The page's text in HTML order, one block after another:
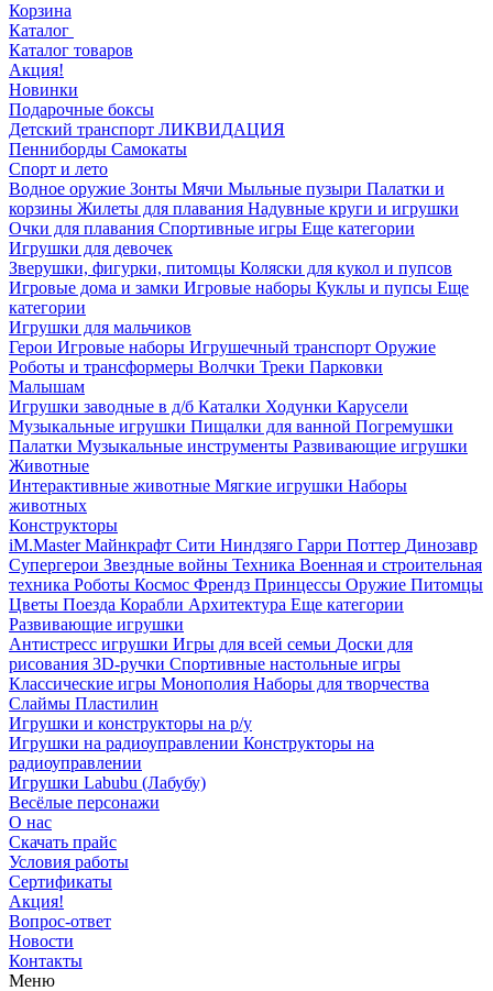
Корзина
Каталог
Каталог товаров
Акция!
Новинки
Подарочные боксы
Детский транспорт ЛИКВИДАЦИЯ
Пенниборды Самокаты
Спорт и лето
Водное оружие Зонты Мячи Мыльные пузыри Палатки и
корзины Жилеты для плавания Надувные круги и игрушки
Очки для плавания Спортивные игры Еще категории
Игрушки для девочек
Зверушки, фигурки, питомцы Коляски для кукол и пупсов
Игровые дома и замки Игровые наборы Куклы и пупсы Еще
категории
Игрушки для мальчиков
Герои Игровые наборы Игрушечный транспорт Оружие
Роботы и трансформеры Волчки Треки Парковки
Малышам
Игрушки заводные в д/б Каталки Ходунки Карусели
Музыкальные игрушки Пищалки для ванной Погремушки
Палатки Музыкальные инструменты Развивающие игрушки
Животные
Интерактивные животные Мягкие игрушки Наборы
животных
Конструкторы
iM.Master Майнкрафт Сити Ниндзяго Гарри Поттер Динозавр
Супергерои Звездные войны Техника Военная и строительная
техника Роботы Космос Френдз Принцессы Оружие Питомцы
Цветы Поезда Корабли Архитектура Еще категории
Развивающие игрушки
Антистресс игрушки Игры для всей семьи Доски для
рисования 3D-ручки Спортивные настольные игры
Классические игры Монополия Наборы для творчества
Слаймы Пластилин
Игрушки и конструкторы на р/у
Игрушки на радиоуправлении Конструкторы на
радиоуправлении
Игрушки Labubu (Лабубу)
Весёлые персонажи
О нас
Скачать прайс
Условия работы
Сертификаты
Акция!
Вопрос-ответ
Новости
Контакты
Меню